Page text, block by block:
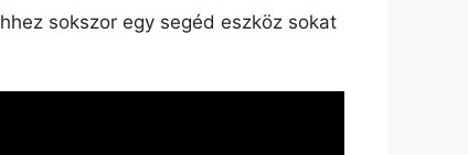
sokszor egy segéd eszköz sokat